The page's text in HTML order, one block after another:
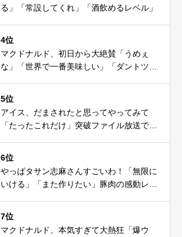
る」「常設してくれ」「酒飲めるレベル」
4位
マクドナルド、初日から大絶賛「うめぇ
な」「世界で一番美味しい」「ダントツ」
5位
アイス、だまされたと思ってやってみて
「たったこれだけ」突破ファイル放送で大
6位
やっぱタサン志麻さんすごいわ！「無限に
いける」「また作りたい」豚肉の感動レシ
7位
マクドナルド、本気すぎて大熱狂「爆ウ